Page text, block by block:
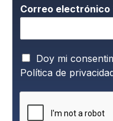
Correo electrónico
P
o
í
Doy mi
Política de